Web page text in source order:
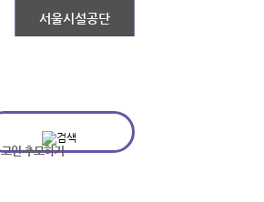
서울시설공단
고인 추모하기